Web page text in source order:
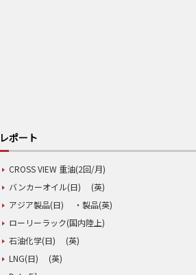
レポート
CROSS VIEW 重油(2回/月)
バンカーオイル(日)
(英)
アジア製品(日)
・製品(英)
ローリーラック(国内陸上)
石油化学(日)
(英)
LNG(日)
(英)